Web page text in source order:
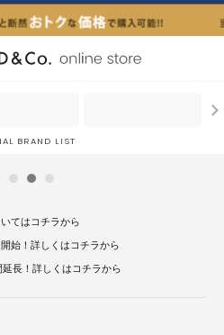
BRAND LIST
日も。上品スーツ。
てはコチラから
始！詳しくはコチラから
延長！詳しくはコチラから